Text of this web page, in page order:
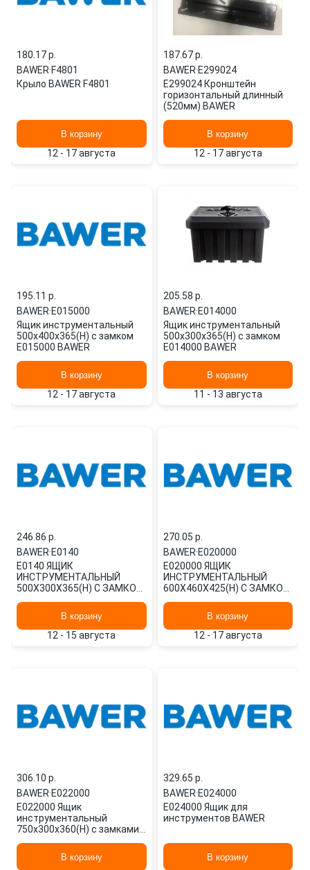
180.17 p.
BAWER·F4801
Крыло BAWER F4801
В корзину
12 - 17 августа
187.67 p.
BAWER·E299024
E299024 Кронштейн
горизонтальный длинный
(520мм) BAWER
В корзину
12 - 17 августа
195.11 p.
BAWER·E015000
Ящик инструментальный
500х400х365(H) с замком
E015000 BAWER
В корзину
12 - 17 августа
205.58 p.
BAWER·E014000
Ящик инструментальный
500х300х365(H) с замком
E014000 BAWER
В корзину
11 - 13 августа
246.86 p.
BAWER·E0140
E0140 ЯЩИК
ИНСТРУМЕНТАЛЬНЫЙ
500Х300Х365(H) С ЗАМКОМ
В корзину
12 - 15 августа
270.05 p.
BAWER·E020000
E020000 ЯЩИК
ИНСТРУМЕНТАЛЬНЫЙ
600Х460Х425(H) С ЗАМКОМ
В корзину
12 - 17 августа
306.10 p.
BAWER·E022000
E022000 Ящик
инструментальный
750х300х360(H) с замками
В корзину
329.65 p.
BAWER·E024000
E024000 Ящик для
инструментов BAWER
В корзину